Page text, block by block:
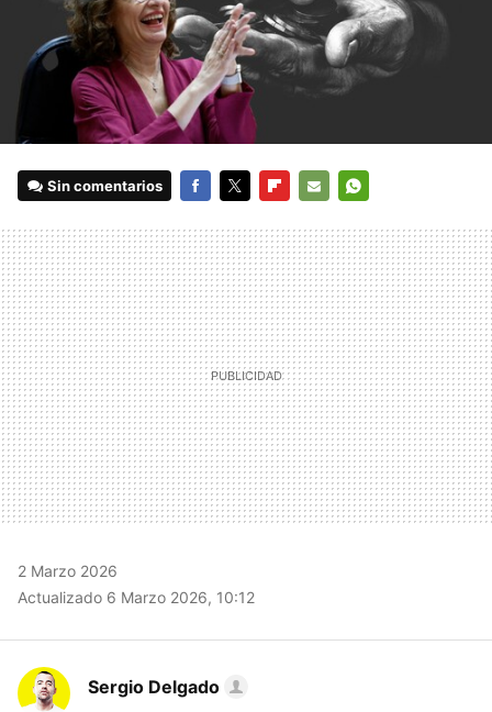
Sin comentarios
MAIL
2 Marzo 2026
Actualizado 6 Marzo 2026, 10:12
Sergio Delgado